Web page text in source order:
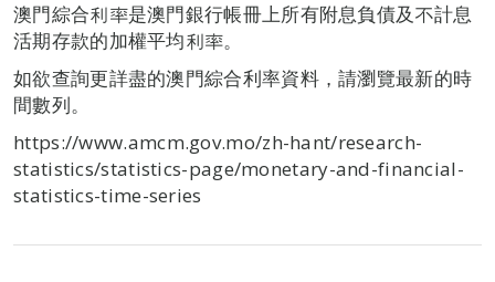
澳門綜合利率是澳門銀行帳冊上所有附息負債及不計息
活期存款的加權平均利率。
如欲查詢更詳盡的澳門綜合利率資料，請瀏覽最新的時
間數列。
https://www.amcm.gov.mo/zh-hant/research-
statistics/statistics-page/monetary-and-financial-
statistics-time-series